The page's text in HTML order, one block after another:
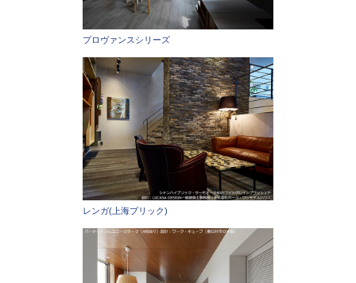
プロヴァンスシリーズ
レンガ(上海ブリック)